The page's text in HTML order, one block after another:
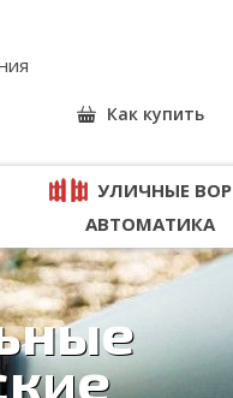
Как купить
УЛИЧНЫЕ
АВТОМАТИКА